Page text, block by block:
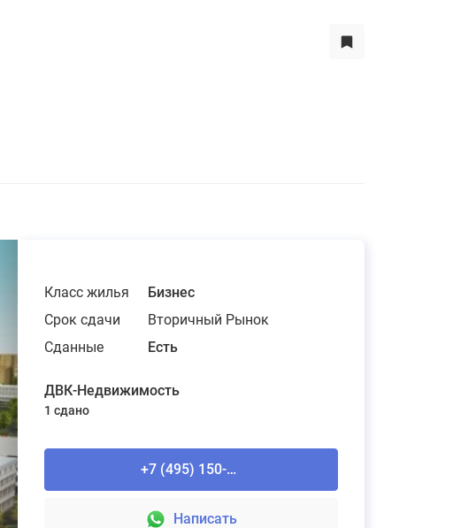
Класс жилья
Бизнес
Срок сдачи
Вторичный Рынок
Сданные
Есть
ДВК-Недвижимость
1 сдано
+7 (495) 150-90-61
Написать